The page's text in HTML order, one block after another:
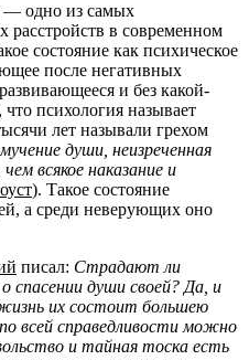
— одно из самых
расстройств в современном
состояние как психическое
после негативных
и без какой-
психология называет
лет называли грехом
души, неизреченная
всякое наказание и
). Такое состояние
а среди неверующих оно
писал: Страдают ли
спасении души своей? Да, и
их состоит большею
всей справедливости можно
и тайная тоска есть